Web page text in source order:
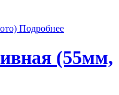
Подробнее
(55мм,